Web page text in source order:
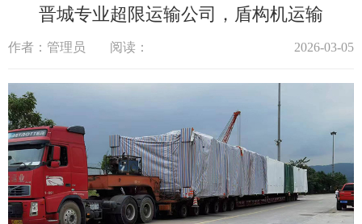
晋城专业超限运输公司，盾构机运输
作者：管理员 阅读： 2026-03-05